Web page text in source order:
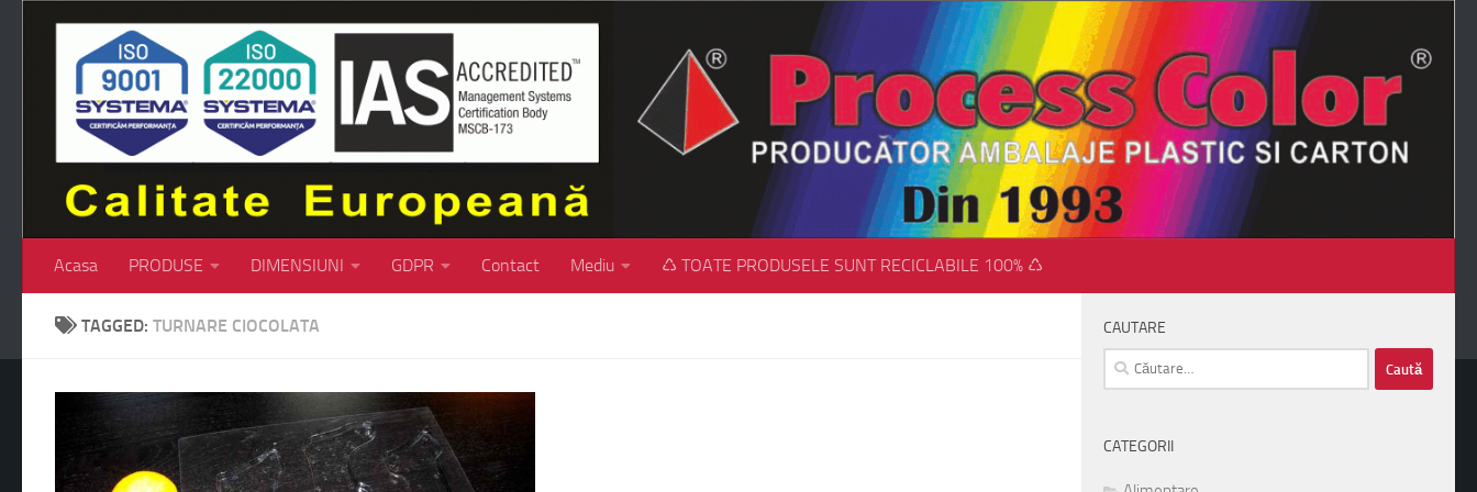
Skip to content
Acasa PRODUSE DIMENSIUNI GDPR Contact Mediu ♺ TOATE PRODUSELE SUNT RECICLABILE 100% ♺
TAGGED: TURNARE CIOCOLATA CAUTARE
Caută
după:
CATEGORII